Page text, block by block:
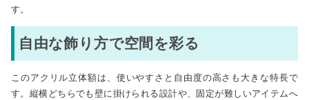
す。
自由な飾り方で空間を彩る
このアクリル立体額は、使いやすさと自由度の高さも大きな特長で
す。縦横どちらでも壁に掛けられる設計や、固定が難しいアイテムへ